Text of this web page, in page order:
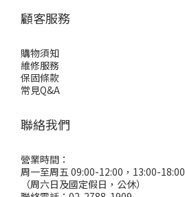
顧客服務
購物須知
維修服務
保固條款
常見Q&A
聯絡我們
營業時間：
周一至周五 09:00-12:00，13:00-18:00
（周六日及國定假日，公休）